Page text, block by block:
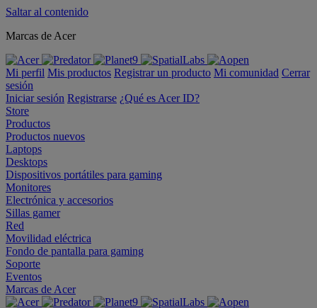
Saltar al contenido
Marcas de Acer
Mi perfil Mis productos Registrar un producto Mi comunidad Cerrar
sesión
Iniciar sesión Registrarse ¿Qué es Acer ID?
Store
Productos
Productos nuevos
Laptops
Desktops
Dispositivos portátiles para gaming
Monitores
Electrónica y accesorios
Sillas gamer
Red
Movilidad eléctrica
Fondo de pantalla para gaming
Soporte
Eventos
Marcas de Acer